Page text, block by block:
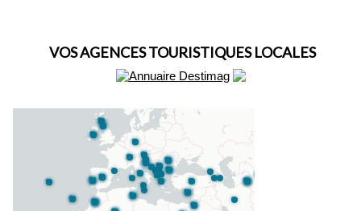
VOS AGENCES TOURISTIQUES LOCALES